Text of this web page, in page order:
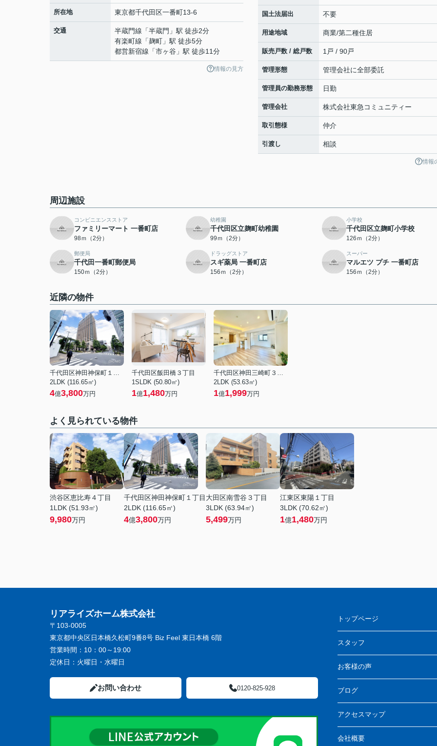
所在地 東京都千代田区一番町13-6
交通 半蔵門線 「半蔵門 」駅 徒歩2分
有楽町線 「麹町 」駅 徒歩5分
都営新宿線 「市ヶ谷 」駅 徒歩11分
情報の見方
国土法届出 不要
用途地域 商業/第二種住居
販売戸数 / 総戸数 1戸 / 90戸
管理形態 管理会社に全部委託
管理員の勤務形態 日勤
管理会社 株式会社東急コミュニティー
取引態様 仲介
引渡し 相談
情報
周辺施設
コンビニエンスストア
ファミリーマート 一番町店
98ｍ（2分）
幼稚園
千代田区立麹町幼稚園
99ｍ（2分）
小学校
千代田区立麹町小学校
126ｍ（2分）
郵便局
千代田一番町郵便局
150ｍ（2分）
ドラッグストア
スギ薬局 一番町店
156ｍ（2分）
スーパー
マルエツ プチ 一番町店
156ｍ（2分）
近隣の物件
千代田区神田神保町１丁目
2LDK (116.65㎡)
4億3,800万円
千代田区飯田橋３丁目
1SLDK (50.80㎡)
1億1,480万円
千代田区神田三崎町３丁目
2LDK (53.63㎡)
1億1,999万円
よく見られている物件
渋谷区恵比寿４丁目
1LDK (51.93㎡)
9,980万円
千代田区神田神保町１丁目
2LDK (116.65㎡)
4億3,800万円
大田区南雪谷３丁目
3LDK (63.94㎡)
5,499万円
江東区東陽１丁目
3LDK (70.62㎡)
1億1,480万円
リアライズホーム株式会社
〒103-0005
東京都中央区日本橋久松町9番8号 Biz Feel 東日本橋 6階
営業時間： 10：00～19:00
定休日： 火曜日・水曜日
お問い合わせ 0120-825-928
トップページ
スタッフ
お客様の声
ブログ
アクセスマップ
会社概要